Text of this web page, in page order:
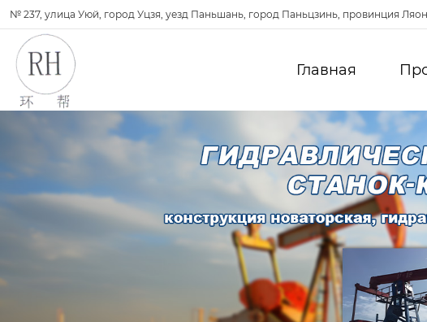
№ 237, улица Уюй, город Уцзя, уезд Паньшань, город Паньцзинь, провинция
Главная